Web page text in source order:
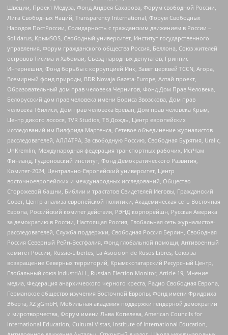
Швеции, Проект Медуза, Фонд Андрея Сахарова, Форум свободной России,
Лига Свободных Наций, Transparеncy International, Форум Свободных
Народов ПостРоссии, Солидарность с гражданским движением в России –
Solidarus, КрымSOS, Свободный университет, Институт государственного
управления, Форум гражданского общества Россия, Беллона, Союз жителей
островов Тисима и Хабомаи, Съезд народных депутатов, Гринпис
Интернешнл, Фонд борьбы с коррупцией Инк, Завет церквей TCCN, Агора,
Всемирный фонд природы, BDR Novaja Gazeta-Europe, Алтай проект,
Образовательный дом прав человека Чернигов, Фонд Дом Прав Человека,
Белорусский дом прав человека имени Бориса Звозскова, Дом прав
человека Тбилиси, Дом прав человека Ереван, Дом прав человека Крым,
Центр дикого лосося, TVR Studios, ТВ Дождь, Центр европейских
исследований им Вилфрида Мартенса, Сетевое объединение журналистов
расследователей, АЛЛАТРА, За свободную Россию, Свободная Бурятия, Uralic,
UnKremlin, Международная федерация транспортных рабочих, ИстЧам
Финланд, Гудзоновский институт, Фонд Демократического Развития,
Комитет-2024, Центрально-Европейский университет, Центр
восточноевропейских и международных исследований, Общество
Сторожевой башни, Библии и трактатов Свидетелей Иеговы, Гражданский
Совет, Центр анализа европейской политики, Академическая сеть Восточная
Европа, Российский комитет действия, РЭНД корпорейшн, Русская Америка
за демократию в России, Настоящая Россия, Глобальная сеть журналистов-
расследователей, Служба поддержки, Свободная Россия Берлин, Свободная
Россия Северный Рейн-Вестфалия, Фонд глобальной помощи, Антивоенный
комитет России, Russie-Libertes, La Asocicion de Rusos Libres, Союз за
возвращение Северных территорий, Крымскотатарский Ресурсный Центр,
Глобальный союз IndustriALL, Russian Election Monitor, Article 19, Мнение
медиа, Федерация анархического черного креста, Радио Свободная Европа,
Германское общество изучения Восточной Европы, Фонд имени Фридриха
Эберта, XZ gGmbH, Мобильная академия поддержки гендерной демократии
и миротворчества, Форум имени Льва Копелева, American Councils for
International Education, Cultural Vistas, Institute of International Education,